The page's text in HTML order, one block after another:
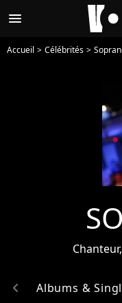
menu
Accueil Célébrités
Albums &
chevron_left